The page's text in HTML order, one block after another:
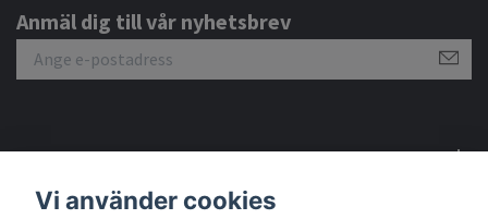
Anmäl dig till vår nyhetsbrev
Vi använder cookies